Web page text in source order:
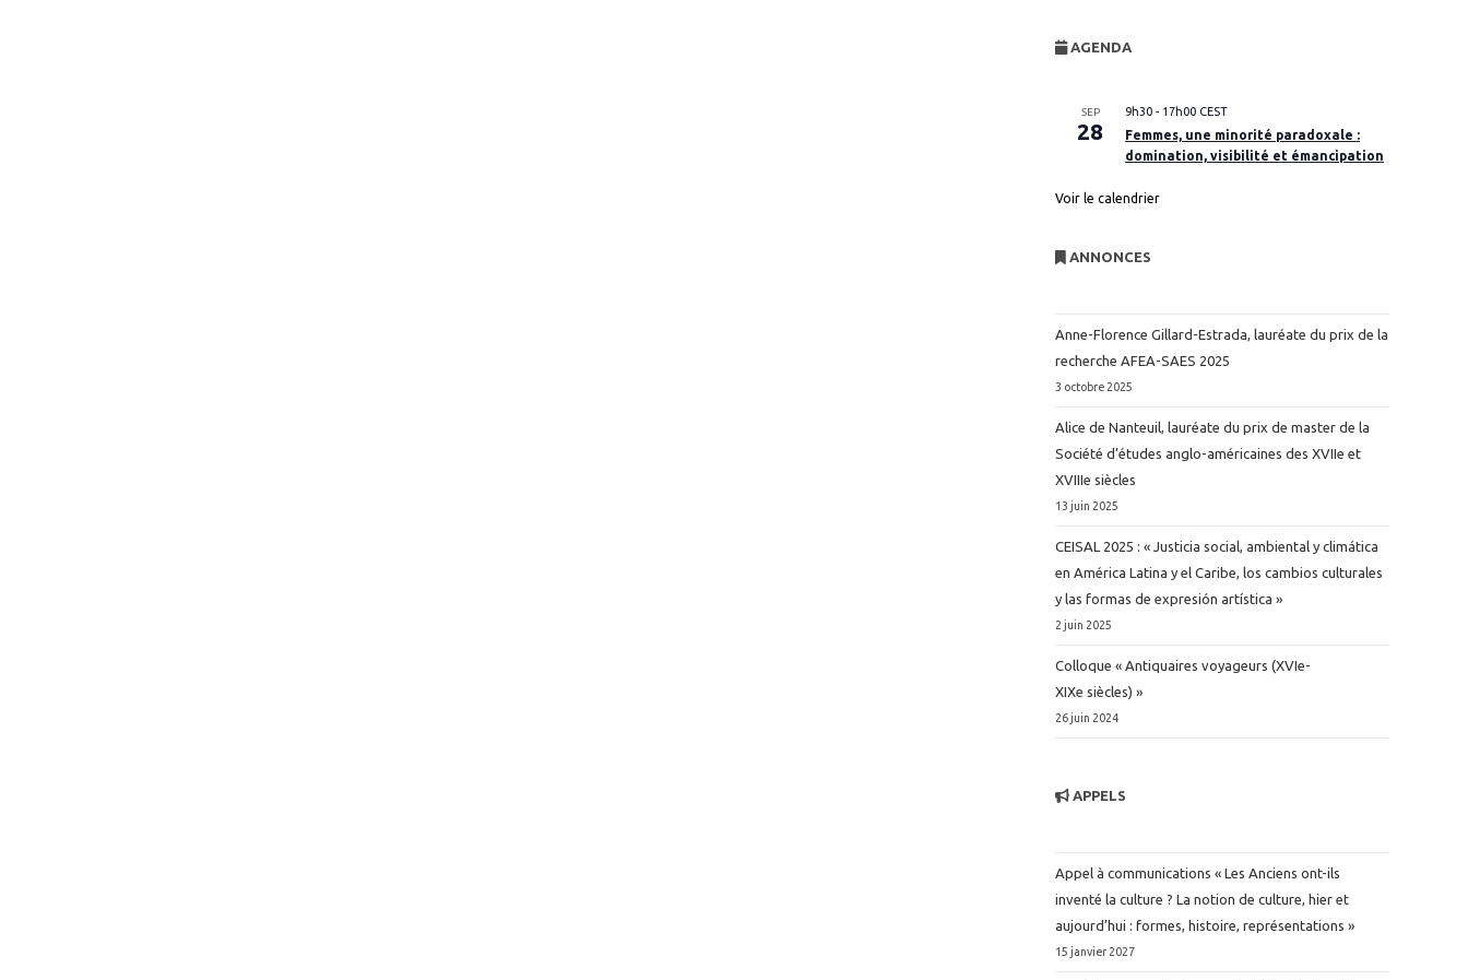
AGENDA
SEP
28
9h30 - 17h00 CEST
Femmes, une minorité paradoxale :
domination, visibilité et émancipation
Voir le calendrier
ANNONCES
Anne-Florence Gillard-Estrada, lauréate du prix de la
recherche AFEA-SAES 2025
3 octobre 2025
Alice de Nanteuil, lauréate du prix de master de la
Société d’études anglo-américaines des XVIIe et
XVIIIe siècles
13 juin 2025
CEISAL 2025 : « Justicia social, ambiental y climática
en América Latina y el Caribe, los cambios culturales
y las formas de expresión artística »
2 juin 2025
Colloque « Antiquaires voyageurs (XVIe-
XIXe siècles) »
26 juin 2024
APPELS
Appel à communications « Les Anciens ont-ils
inventé la culture ? La notion de culture, hier et
aujourd’hui : formes, histoire, représentations »
15 janvier 2027